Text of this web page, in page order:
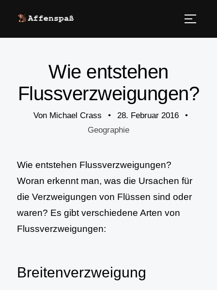
Wie entstehen
Flussverzweigungen?
Von Michael Crass • 28. Februar 2016
•
Geographie
Wie entstehen Flussverzweigungen?
Woran erkennt man, was die Ursachen für
die Verzweigungen von Flüssen sind oder
waren? Es gibt verschiedene Arten von
Flussverzweigungen:
Breitenverzweigung